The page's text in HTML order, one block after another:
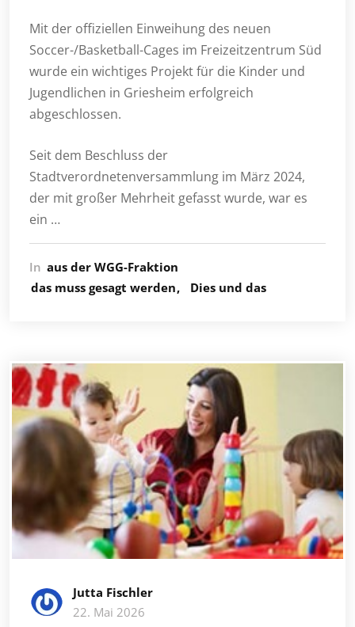
Mit der offiziellen Einweihung des neuen
Soccer-/Basketball-Cages im Freizeitzentrum Süd
wurde ein wichtiges Projekt für die Kinder und
Jugendlichen in Griesheim erfolgreich
abgeschlossen.
Seit dem Beschluss der
Stadtverordnetenversammlung im März 2024,
der mit großer Mehrheit gefasst wurde, war es
ein …
In aus der WGG-Fraktion
das muss gesagt werden
Dies und das
Jutta Fischler
22. Mai 2026